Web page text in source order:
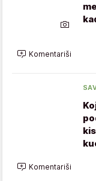
Komentariši
Komentariši